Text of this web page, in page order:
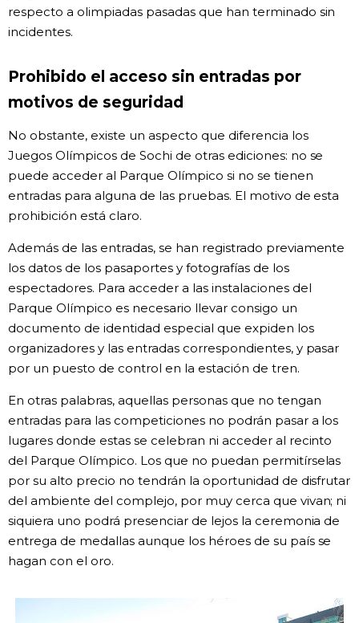
respecto a olimpiadas pasadas que han terminado sin
incidentes.
Prohibido el acceso sin entradas por
motivos de seguridad
No obstante, existe un aspecto que diferencia los
Juegos Olímpicos de Sochi de otras ediciones: no se
puede acceder al Parque Olímpico si no se tienen
entradas para alguna de las pruebas. El motivo de esta
prohibición está claro.
Además de las entradas, se han registrado previamente
los datos de los pasaportes y fotografías de los
espectadores. Para acceder a las instalaciones del
Parque Olímpico es necesario llevar consigo un
documento de identidad especial que expiden los
organizadores y las entradas correspondientes, y pasar
por un puesto de control en la estación de tren.
En otras palabras, aquellas personas que no tengan
entradas para las competiciones no podrán pasar a los
lugares donde estas se celebran ni acceder al recinto
del Parque Olímpico. Los que no puedan permitírselas
por su alto precio no tendrán la oportunidad de disfrutar
del ambiente del complejo, por muy cerca que vivan; ni
siquiera uno podrá presenciar de lejos la ceremonia de
entrega de medallas aunque los héroes de su país se
hagan con el oro.